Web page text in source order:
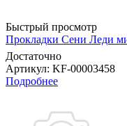
Быстрый просмотр
Прокладки Сени Леди
Достаточно
Артикул: KF-00003458
Подробнее